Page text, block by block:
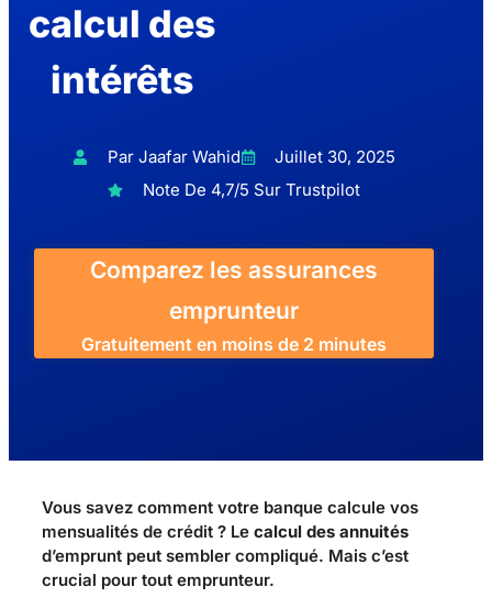
calcul des
intérêts
Par Jaafar Wahid
Juillet 30, 2025
Note De 4,7/5 Sur Trustpilot
Comparez les assurances
emprunteur
Gratuitement en moins de 2 minutes
Vous savez comment votre banque calcule vos
mensualités de crédit ? Le calcul des annuités
d’emprunt peut sembler compliqué. Mais c’est
crucial pour tout emprunteur.